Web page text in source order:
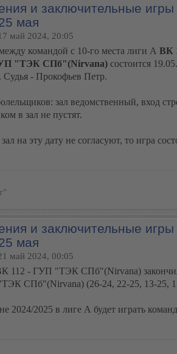
и заключительные игры
мая
май 2024, 20:05
между командой с 10-го места лиги А ВК
"ТЭК СПб"(Nirvana) состоится
Судья - Прокофьев Петр.
зал ведомственный, вход
в зал не пустят.
на эту дату не согласуют, то игра
и заключительные игры
мая
май 2024, 00:05
112 - ГУП "ТЭК СПб"(Nirvana)
СПб"(Nirvana) (26-24, 22-25, 13-25,
2024/2025 в лиге А будет играть